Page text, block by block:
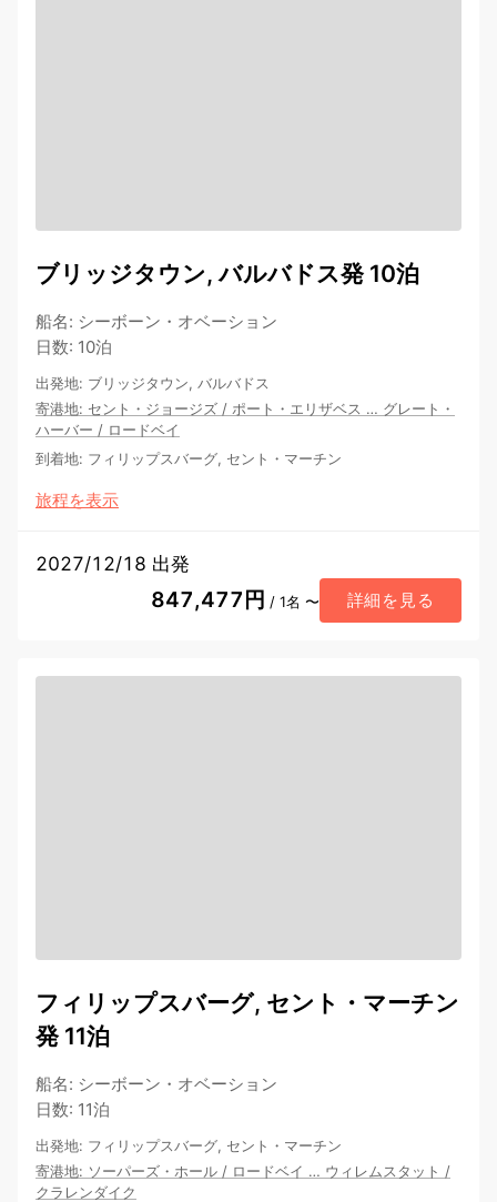
ブリッジタウン, バルバドス発 10泊
船名: シーボーン・オベーション
日数: 10泊
出発地: ブリッジタウン, バルバドス
寄港地: セント・ジョージズ / ポート・エリザベス … グレート・
ハーバー / ロードベイ
到着地: フィリップスバーグ, セント・マーチン
旅程を表示
2027/12/18 出発
847,477円 / 1名 〜 詳細を見る
フィリップスバーグ, セント・マーチン
発 11泊
船名: シーボーン・オベーション
日数: 11泊
出発地: フィリップスバーグ, セント・マーチン
寄港地: ソーパーズ・ホール / ロードベイ … ウィレムスタット /
クラレンダイク